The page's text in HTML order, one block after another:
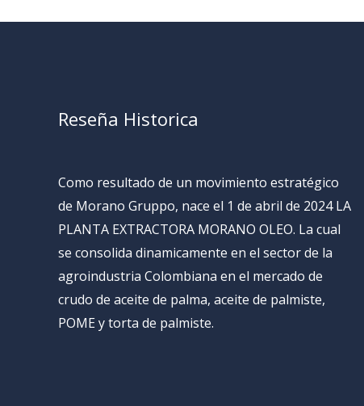
Reseña Historica
Como resultado de un movimiento estratégico
de Morano Gruppo, nace el 1 de abril de 2024 LA
PLANTA EXTRACTORA MORANO OLEO. La cual
se consolida dinamicamente en el sector de la
agroindustria Colombiana en el mercado de
crudo de aceite de palma, aceite de palmiste,
POME y torta de palmiste.